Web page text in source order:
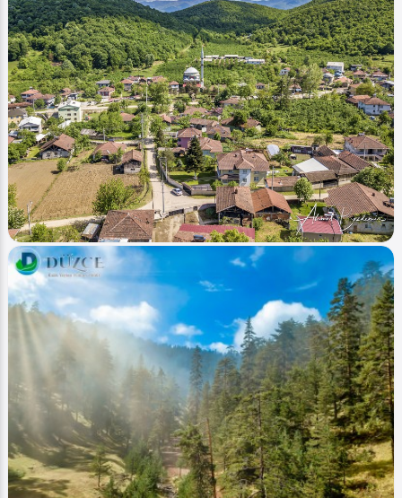
Image Düzce Fotoğrafları
Gölyaka Bakacak (Günbatımı - Sunset)
Ahmet Bozdemir 0 1385 0
Image
Sarıdere (Köy Village)
Ahmet Bozdemir 0 2020 0